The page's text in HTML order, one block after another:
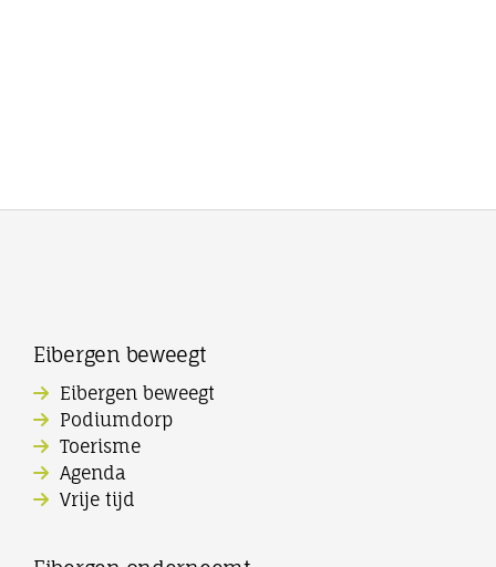
Eibergen beweegt
Eibergen beweegt
Podiumdorp
Toerisme
Agenda
Vrije tijd